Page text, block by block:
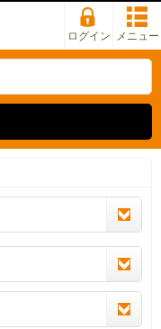
ログイン メニュー